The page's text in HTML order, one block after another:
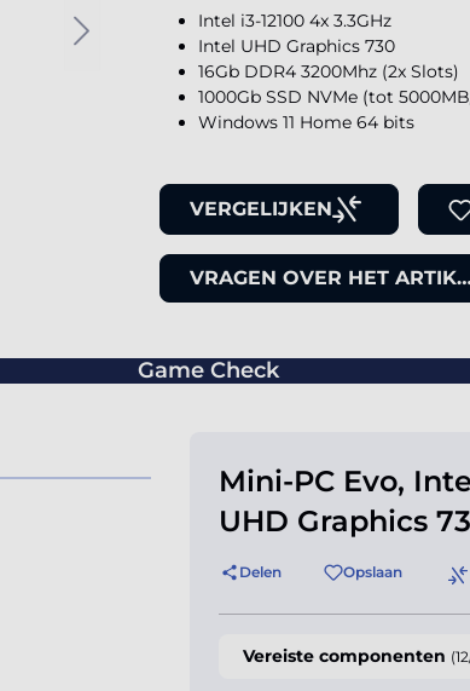
Intel i3-12100 4x 3.3GHz
Intel UHD Graphics 730
16Gb DDR4 3200Mhz (2x Slots)
1000Gb SSD NVMe (tot
Windows 11 Home 64 bits
VERGELIJKEN
VRAGEN OVER HET
Game Check
Mini-PC Evo,
UHD Graphics
Delen Opslaan
Vereiste componenten